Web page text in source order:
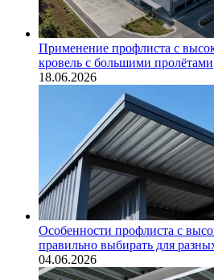
Применение профлиста с
кровель с большими пролётами
18.06.2026
Особенности профлиста с
правильно выбирать для
04.06.2026